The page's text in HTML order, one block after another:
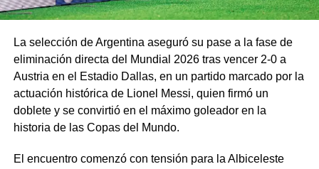
La selección de Argentina aseguró su pase a la fase de
eliminación directa del Mundial 2026 tras vencer 2-0 a
Austria en el Estadio Dallas, en un partido marcado por la
actuación histórica de Lionel Messi, quien firmó un
doblete y se convirtió en el máximo goleador en la
historia de las Copas del Mundo.
El encuentro comenzó con tensión para la Albiceleste